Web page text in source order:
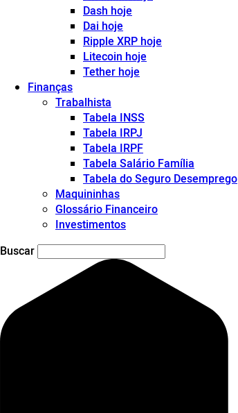
Dash hoje
Dai hoje
Ripple XRP hoje
Litecoin hoje
Tether hoje
Finanças
Trabalhista
Tabela INSS
Tabela IRPJ
Tabela IRPF
Tabela Salário Família
Tabela do Seguro Desemprego
Maquininhas
Glossário Financeiro
Investimentos
Buscar